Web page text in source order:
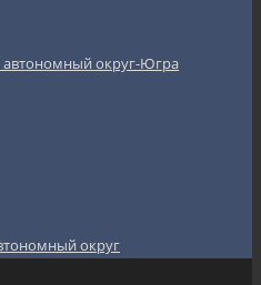
округ-Югра
округ